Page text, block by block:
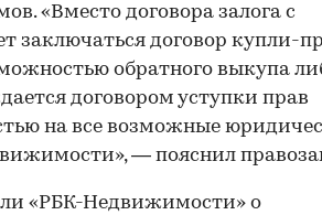
«Вместо договора залога с
заключаться договор купли-
обратного выкупа
договором уступки прав
на все возможные
— пояснил
«РБК-Недвижимости» о